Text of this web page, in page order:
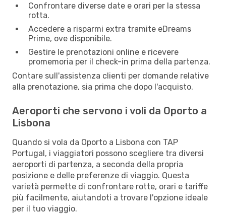
Confrontare diverse date e orari per la stessa
rotta.
Accedere a risparmi extra tramite eDreams
Prime, ove disponibile.
Gestire le prenotazioni online e ricevere
promemoria per il check-in prima della partenza.
Contare sull'assistenza clienti per domande relative
alla prenotazione, sia prima che dopo l'acquisto.
Aeroporti che servono i voli da Oporto a
Lisbona
Quando si vola da Oporto a Lisbona con TAP
Portugal, i viaggiatori possono scegliere tra diversi
aeroporti di partenza, a seconda della propria
posizione e delle preferenze di viaggio. Questa
varietà permette di confrontare rotte, orari e tariffe
più facilmente, aiutandoti a trovare l'opzione ideale
per il tuo viaggio.